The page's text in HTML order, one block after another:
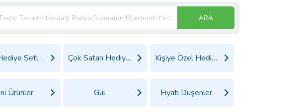
ARA
Yeni Hediye Setleri Çok Satan Hediyeler Kişiye Özel Hediyeler
Ürünler Gül Fiyatı Düşenler